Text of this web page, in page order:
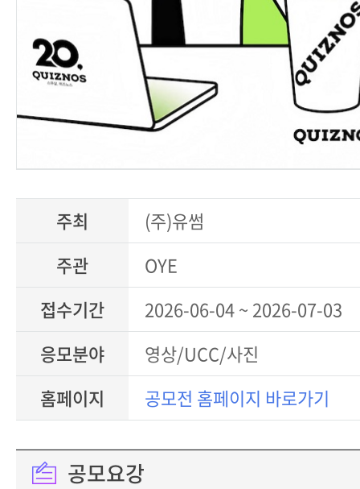
주최
(주)유썸
주관
OYE
접수기간
2026-06-04 ~ 2026-07-03
응모분야
영상/UCC/사진
홈페이지
공모전 홈페이지 바로가기
공모요강